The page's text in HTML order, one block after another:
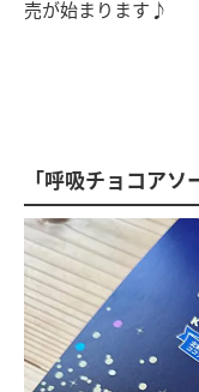
売が始まります♪
「呼吸チョコア